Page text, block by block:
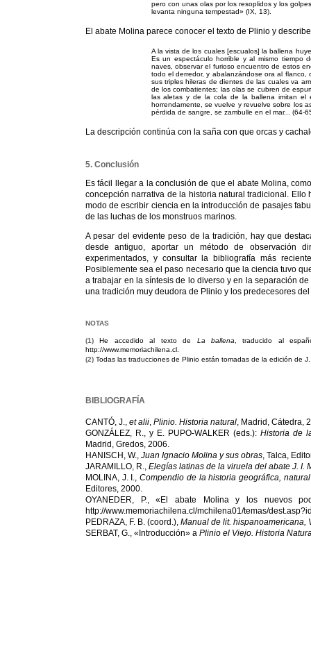
pero con unas olas por los resoplidos y los
levanta ninguna tempestad» (IX, 13).
El abate Molina parece conocer el texto de Plinio y
A la vista de los cuales [escualos] la ballena
Es un espectáculo horrible y al mismo tiempo
naves, observar el furioso encuentro de estos
todo el derredor, y abalanzándose ora al
sus triples hileras de dientes de las cuales va
de los combatientes; las olas se cubren de
las aletas y de la cola de la ballena imitan el
horrendamente, se vuelve y revuelve sobre los
pérdida de sangre, se zambulle en el mar... (64-
La descripción continúa con la saña con que orcas y
5. Conclusión
Es fácil llegar a la conclusión de que el abate Molina,
concepción narrativa de la historia natural tradicional.
modo de escribir ciencia en la introducción de pasajes
de las luchas de los monstruos marinos.
A pesar del evidente peso de la tradición, hay que
desde antiguo, aportar un método de observación
experimentados, y consultar la bibliografía más
Posiblemente sea el paso necesario que la ciencia tuvo
a trabajar en la síntesis de lo diverso y en la separación
una tradición muy deudora de Plinio y los predecesores
NOTAS
(1) He accedido al texto de La ballena , traducido al
http://www.memoriachilena.cl.
(2) Todas las traducciones de Plinio están tomadas de la edición de
BIBLIOGRAFÍA
CANTÓ, J., et alii, Plinio. Historia natural, Madrid, Cátedra,
GONZÁLEZ, R., y E. PUPO-WALKER (eds.): Historia de
Madrid, Gredos, 2006.
HANISCH, W., Juan Ignacio Molina y sus obras, Talca,
JARAMILLO, R., Elegías latinas de la viruela del abate J. I.
MOLINA, J. I.,Compendio de la historia geográfica,
Editores, 2000.
OYANEDER, P., «El abate Molina y los nuevos
http://www.memoriachilena.cl/mchilena01/temas/
PEDRAZA, F. B. (coord.), Manual de lit. hispanoamericana,
SERBAT, G., «Introducción» a Plinio el Viejo. Historia